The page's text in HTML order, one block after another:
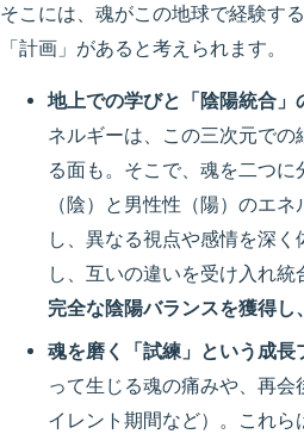
そこには、魂がこの地球で経験す
「計画」があると考えられます。
地上での学びと「陰陽統合」
ネルギーは、この三次元で
る面も。そこで、魂を二つ
（陰）と男性性（陽）のエ
し、異なる視点や感情を深
し、互いの違いを受け入れ統
完全な陰陽バランスを獲得し
魂を磨く「試練」という成長
って生じる魂の痛みや、再
イレント期間など）。これ